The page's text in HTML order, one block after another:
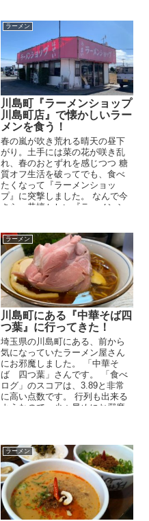
ラーメン
川島町『ラーメンショップ
川島町店』で懐かしいラー
メンを食う！
春の嵐が吹き荒れる晴天の昼下
がり。土手には菜の花が咲き乱
れ、春のおとずれを感じつつ 糖
質オフ生活を破ってでも、食べ
たくなって『ラーメンショッ
プ』に突撃しました。 なんで今
さら、昔懐かしい『ラーメンシ
ラーメン
川島町にある『中華そば四
つ葉』に行ってきた！
埼玉県の川島町にある、前から
気になっていたラーメン屋さん
にお邪魔しました。 「中華そ
ば 四つ葉」さんです。 「食べ
ログ」のスコアは、3.89と非常
に高い点数です。 行列も出来る
ようなので、少々早めにお邪魔
ラーメン